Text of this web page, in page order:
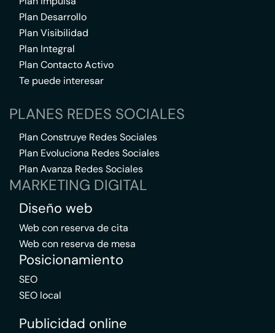
Plan Desarrollo
Plan Visibilidad
Plan Integral
Plan Contacto Activo
Te puede interesar
PLANES REDES SOCIALES
Plan Construye Redes Sociales
Plan Evoluciona Redes Sociales
Plan Avanza Redes Sociales
MARKETING DIGITAL
Diseño web
Web con reserva de cita
Web con reserva de mesa
Posicionamiento
SEO
SEO local
Publicidad online